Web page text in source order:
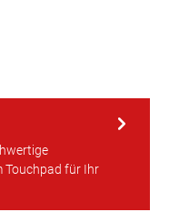
Touchpad für Ihr